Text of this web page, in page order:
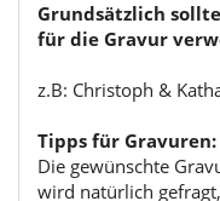
Grundsätzlich
für die Gravur
z.B: Christoph &
Tipps für Gravuren:
Die gewünschte
wird natürlich